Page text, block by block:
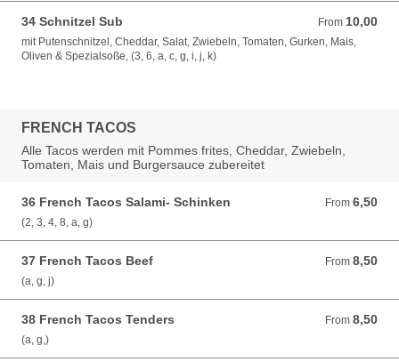
34 Schnitzel Sub From 10,00
From 10,00 EUR
mit Putenschnitzel, Cheddar, Salat, Zwiebeln, Tomaten, Gurken, Mais,
Oliven & Spezialsoße, (3, 6, a, c, g, i, j, k)
FRENCH TACOS
Alle Tacos werden mit Pommes frites, Cheddar, Zwiebeln,
Tomaten, Mais und Burgersauce zubereitet
36 French Tacos Salami- Schinken From 6,50
From 6,50 EUR
(2, 3, 4, 8, a, g)
37 French Tacos Beef From 8,50
From 8,50 EUR
(a, g, j)
38 French Tacos Tenders From 8,50
From 8,50 EUR
(a, g,)